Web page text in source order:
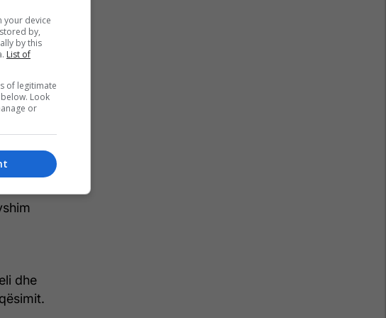
do të
e
dhe
your device
by,
by this
List of
of legitimate
Look
or